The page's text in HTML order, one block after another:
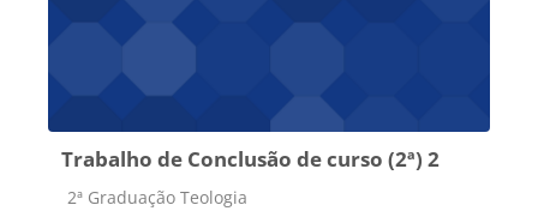
Trabalho de Conclusão de curso (2ª) 2
Categoria do curso
2ª Graduação Teologia